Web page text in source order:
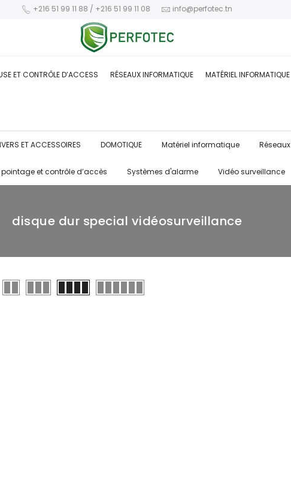
+216 51 99 11 88 / +216 51 99 11 08 info@perfotec.tn
ET CONTRÔLE D’ACCESS RÉSEAUX INFORMATIQUE MATÉRIEL INFORMATIQUE
ET ACCESSOIRES DOMOTIQUE Matériel informatique
et contrôle d’accès Systèmes d'alarme Vidéo surveillance
disque dur special vidéosurveillance